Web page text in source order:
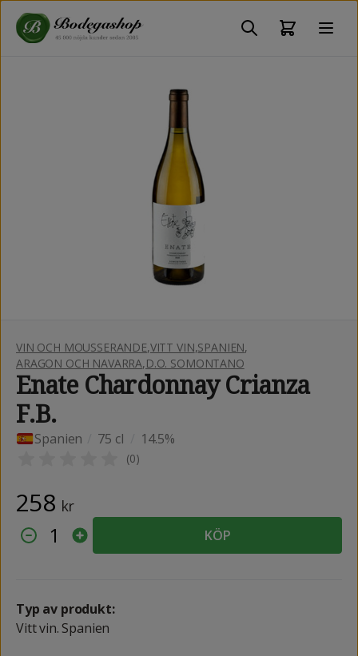
VIN OCH MOUSSERANDE,VITT VIN,SPANIEN,
ARAGON OCH NAVARRA,D.O. SOMONTANO
Enate Chardonnay Crianza
F.B.
Spanien 75 cl 14.5%
(0)
258 kr
1 KÖP
Typ av produkt:
Vitt vin. Spanien